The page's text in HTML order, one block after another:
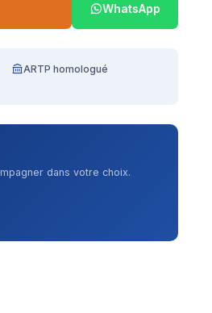
WhatsApp
ARTP homologué
dans votre choix.